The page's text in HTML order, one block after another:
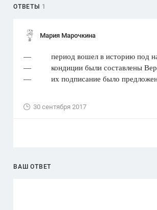
ОТВЕТЫ 1
Мария Марочкина
— период вошел в историю под
— кондиции были составлены
— их подписание было
30 сентября 2017
ВАШ ОТВЕТ